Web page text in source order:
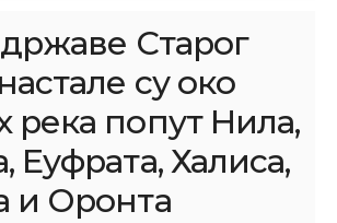
Старог
су око
река попут Нила,
Еуфрата, Халиса,
и Оронта